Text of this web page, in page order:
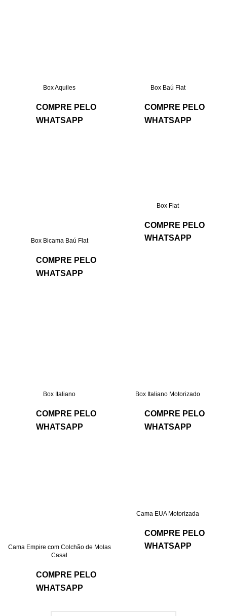
Box Aquiles
COMPRE PELO
WHATSAPP
Box Baú Flat
COMPRE PELO
WHATSAPP
Box Bicama Baú Flat
COMPRE PELO
WHATSAPP
Box Flat
COMPRE PELO
WHATSAPP
Box Italiano
COMPRE PELO
WHATSAPP
Box Italiano Motorizado
COMPRE PELO
WHATSAPP
Cama Empire com Colchão de Molas
Casal
COMPRE PELO
WHATSAPP
Cama EUA Motorizada
COMPRE PELO
WHATSAPP